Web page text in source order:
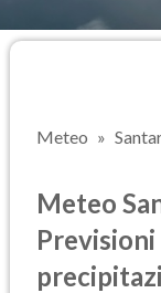
Meteo
Meteo